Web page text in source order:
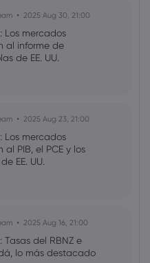
2025 Aug 30, 21:00
Los mercados
al informe de
de EE. UU.
2025 Aug 23, 21:00
Los mercados
PIB, el PCE y los
EE. UU.
2025 Aug 16, 21:00
del RBNZ e
lo más destacado